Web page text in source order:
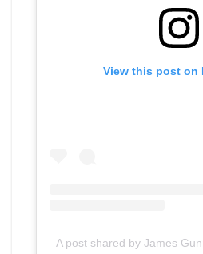
View this post on
A post shared by James